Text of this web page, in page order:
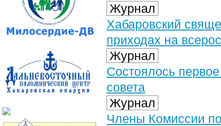
Журнал
Хабаровский
приходах на
Журнал
Состоялось
совета
Журнал
Члены Комиссии